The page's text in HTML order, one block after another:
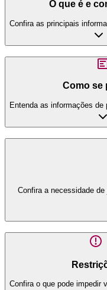
O que é e
Confira as principais
Como se
Entenda as informações de
Confira a necessidade
Confira o que pode impedir